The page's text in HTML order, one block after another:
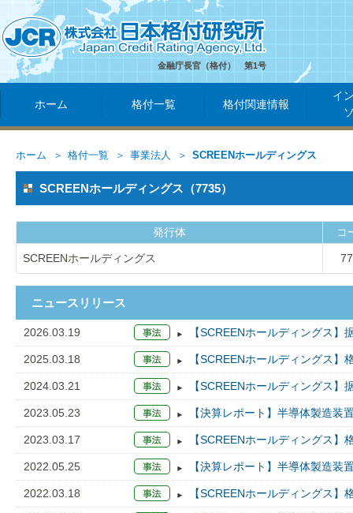
金融庁長官（格付） 第1号
ホーム 格付一覧 格付関連情報
イ
ホーム 格付一覧 事業法人 SCREENホールディングス
SCREENホールディングス（7735）
発行体 コ
SCREENホールディングス
ニュースリリース
2026.03.19 【SCREENホールディングス】
2025.03.18 【SCREENホールディングス
2024.03.21 【SCREENホールディングス】
2023.05.23 【決算レポート】半導体製造装
2023.03.17 【SCREENホールディングス
2022.05.25 【決算レポート】半導体製造装
2022.03.18 【SCREENホールディングス